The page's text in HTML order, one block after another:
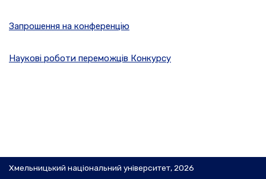
Запрошення на конференцію
Наукові роботи переможців Конкурсу
Хмельницький національний університет, 2026